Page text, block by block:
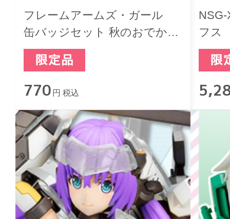
フレームアームズ・ガール
缶バッジセット 秋のおでかけ
ver.（轟雷・あお）
770 円 税込
フス